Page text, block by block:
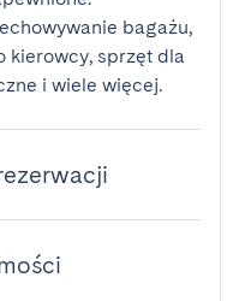
bagażu,
kierowcy, sprzęt dla
i wiele więcej.